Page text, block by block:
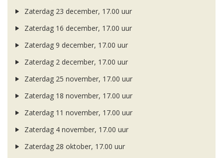
Zaterdag 23 december, 17.00 uur
Zaterdag 16 december, 17.00 uur
Zaterdag 9 december, 17.00 uur
Zaterdag 2 december, 17.00 uur
Zaterdag 25 november, 17.00 uur
Zaterdag 18 november, 17.00 uur
Zaterdag 11 november, 17.00 uur
Zaterdag 4 november, 17.00 uur
Zaterdag 28 oktober, 17.00 uur